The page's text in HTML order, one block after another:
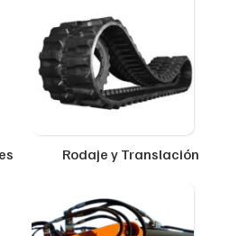
Rodaje y Translación